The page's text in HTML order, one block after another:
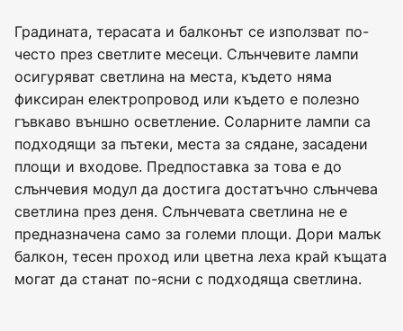
Градината, терасата и балконът се използват по-
често през светлите месеци. Слънчевите лампи
осигуряват светлина на места, където няма
фиксиран електропровод или където е полезно
гъвкаво външно осветление. Соларните лампи са
подходящи за пътеки, места за сядане, засадени
площи и входове. Предпоставка за това е до
слънчевия модул да достига достатъчно слънчева
светлина през деня. Слънчевата светлина не е
предназначена само за големи площи. Дори малък
балкон, тесен проход или цветна леха край къщата
могат да станат по-ясни с подходяща светлина.